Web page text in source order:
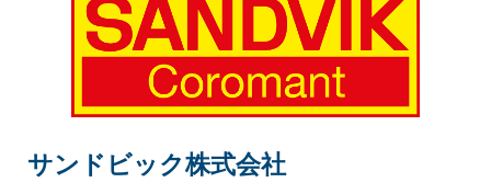
サンドビック株式会社